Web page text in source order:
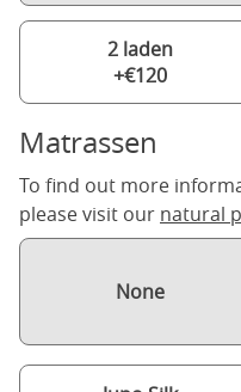
2 laden
+€120
Matrassen
To find out more
please visit our natural
None